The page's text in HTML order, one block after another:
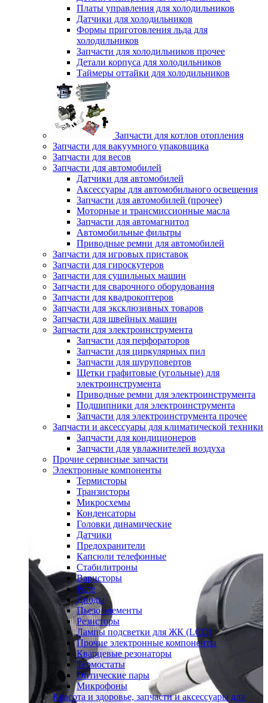
Платы управления для холодильников
Датчики для холодильников
Формы приготовления льда для
холодильников
Запчасти для холодильников прочее
Детали корпуса для холодильников
Таймеры оттайки для холодильников
Запчасти для котлов отопления
Запчасти для вакуумного упаковщика
Запчасти для весов
Запчасти для автомобилей
Датчики для автомобилей
Аксессуары для автомобильного освещения
Запчасти для автомобилей (прочее)
Моторные и трансмиссионные масла
Запчасти для автомагнитол
Автомобильные фильтры
Приводные ремни для автомобилей
Запчасти для игровых приставок
Запчасти для гироскутеров
Запчасти для сушильных машин
Запчасти для сварочного оборудования
Запчасти для квадрокоптеров
Запчасти для эксклюзивных товаров
Запчасти для швейных машин
Запчасти для электроинструмента
Запчасти для перфораторов
Запчасти для циркулярных пил
Запчасти для шуруповертов
Щетки графитовые (угольные) для
электроинструмента
Приводные ремни для электроинструмента
Подшипники для электроинструмента
Запчасти для электроинструмента прочее
Запчасти и аксессуары для климатической техники
Запчасти для кондиционеров
Запчасти для увлажнителей воздуха
Прочие сервисные запчасти
Электронные компоненты
Термисторы
Транзисторы
Микросхемы
Конденсаторы
Головки динамические
Датчики
Предохранители
Капсюли телефонные
Стабилитроны
Варисторы
Реле
Диоды
Пьезо элементы
Резисторы
Лампы подсветки для ЖК (LCD)
Прочие электронные компоненты
Кварцевые резонаторы
Термостаты
Оптические пары
Микрофоны
Красота и здоровье, запчасти и аксессуары для